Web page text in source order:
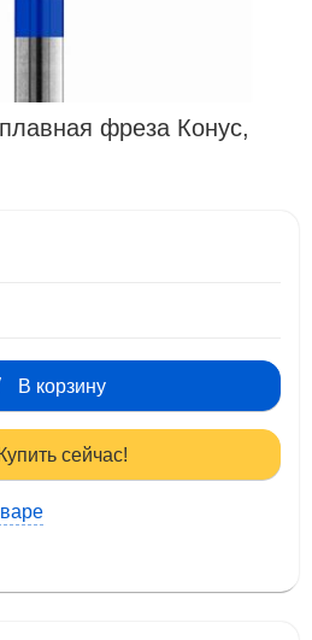
фреза Конус,
В корзину
Купить сейчас!